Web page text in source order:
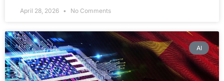
April 28, 2026 No Comments
AI